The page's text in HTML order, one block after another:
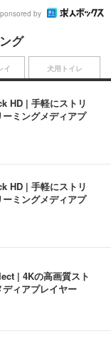
by
グ
HD | 手軽にストリ
ミングメディアプ
HD | 手軽にストリ
ミングメディアプ
| 4Kの高画質スト
ィアプレイヤー
イ 犬用トイレ